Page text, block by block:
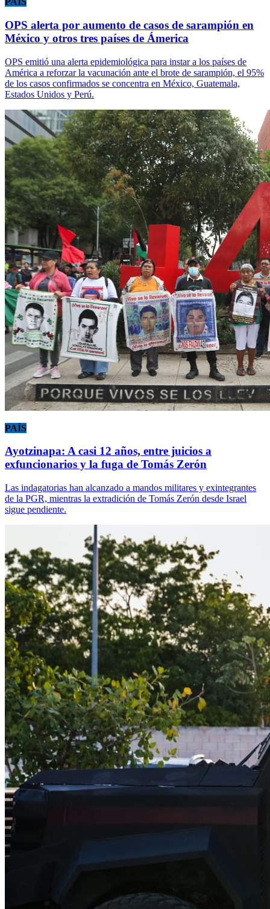
OPS alerta por aumento de casos de sarampión en
México y otros tres países de Ámerica
OPS emitió una alerta epidemiológica para instar a los países de
América a reforzar la vacunación ante el brote de sarampión, el 95%
de los casos confirmados se concentra en México, Guatemala,
Estados Unidos y Perú.
PAÍS
Ayotzinapa: A casi 12 años, entre juicios a
exfuncionarios y la fuga de Tomás Zerón
Las indagatorias han alcanzado a mandos militares y exintegrantes
de la PGR, mientras la extradición de Tomás Zerón desde Israel
sigue pendiente.